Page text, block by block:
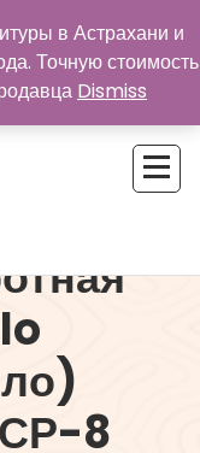
СР-8
в Астрахани и
Точную стоимость
Dismiss